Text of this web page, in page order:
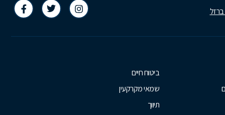
ביטוח חיים
שמאי מקרקעין
תיווך